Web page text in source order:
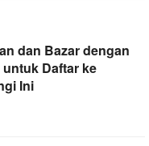
dan Bazar dengan
Daftar ke
Ini